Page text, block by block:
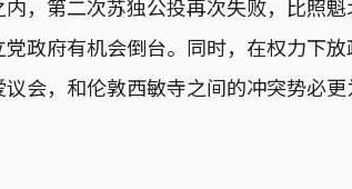
，第二次苏独公投再次失败，比照
党政府有机会倒台。同时，在权力下
会，和伦敦西敏寺之间的冲突势必